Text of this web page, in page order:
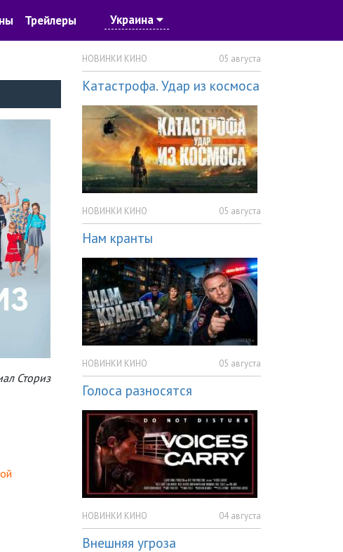
Трейлеры Украина
Сториз
НОВИНКИ КИНО 05 августа
Катастрофа. Удар из космоса
НОВИНКИ КИНО 05 августа
Нам кранты
НОВИНКИ КИНО 05 августа
Голоса разносятся
НОВИНКИ КИНО 04 августа
Внешняя угроза